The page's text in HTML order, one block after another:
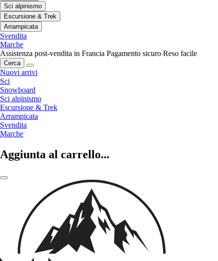
Sci alpinismo
Escursione & Trek
Arrampicata
Svendita
Marche
Assistenza post-vendita in Francia Pagamento sicuro Reso facile
Cerca
Nuovi arrivi
Sci
Snowboard
Sci alpinismo
Escursione & Trek
Arrampicata
Svendita
Marche
Aggiunta al carrello...